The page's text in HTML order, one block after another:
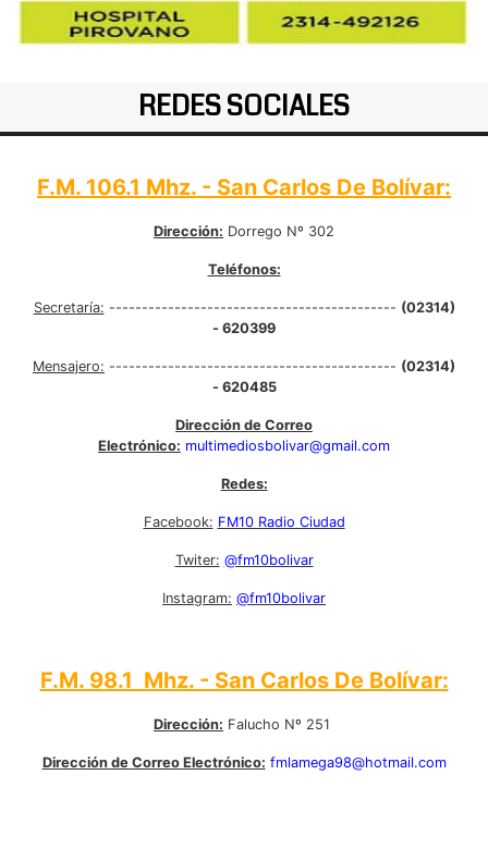
REDES SOCIALES
F.M. 106.1 Mhz. - San Carlos De Bolívar:
Dirección: Dorrego Nº 302
Teléfonos:
Secretaría: -------------------------------------------- (02314)
- 620399
Mensajero: -------------------------------------------- (02314)
- 620485
Dirección de Correo
Electrónico: multimediosbolivar@gmail.com
Redes:
Facebook: FM10 Radio Ciudad
Twiter: @fm10bolivar
Instagram: @fm10bolivar
F.M. 98.1 Mhz. - San Carlos De Bolívar:
Dirección: Falucho Nº 251
Dirección de Correo Electrónico: fmlamega98@hotmail.com